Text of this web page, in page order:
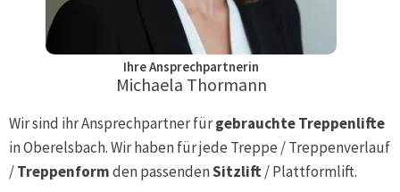
Ihre Ansprechpartnerin
Michaela Thormann
Wir sind ihr Ansprechpartner fürgebrauchte Treppenlifte
inOberelsbach. Wir haben für jede Treppe / Treppenverlauf
/Treppenformden passendenSitzlift/ Plattformlift.